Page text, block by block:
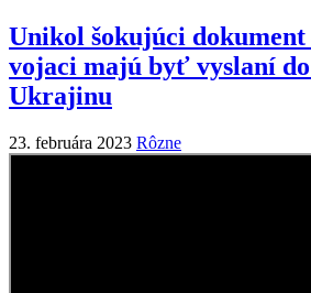
Unikol šokujúci dokument
vojaci majú byť vyslaní
Ukrajinu
23. februára 2023 Rôzne